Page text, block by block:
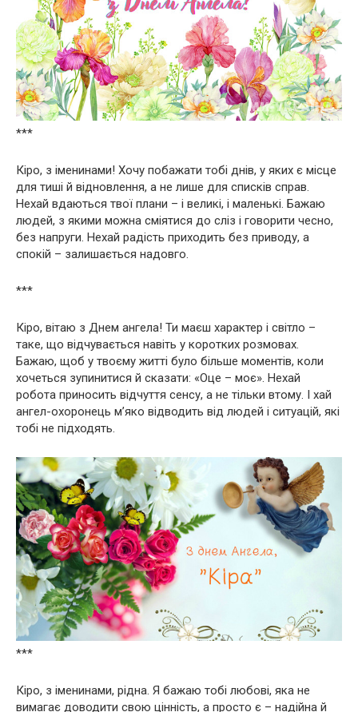
***
Кіро, з іменинами! Хочу побажати тобі днів, у яких є місце
для тиші й відновлення, а не лише для списків справ.
Нехай вдаються твої плани – і великі, і маленькі. Бажаю
людей, з якими можна сміятися до сліз і говорити чесно,
без напруги. Нехай радість приходить без приводу, а
спокій – залишається надовго.
***
Кіро, вітаю з Днем ангела! Ти маєш характер і світло –
таке, що відчувається навіть у коротких розмовах.
Бажаю, щоб у твоєму житті було більше моментів, коли
хочеться зупинитися й сказати: «Оце – моє». Нехай
робота приносить відчуття сенсу, а не тільки втому. І хай
ангел-охоронець м’яко відводить від людей і ситуацій, які
тобі не підходять.
***
Кіро, з іменинами, рідна. Я бажаю тобі любові, яка не
вимагає доводити свою цінність, а просто є – надійна й